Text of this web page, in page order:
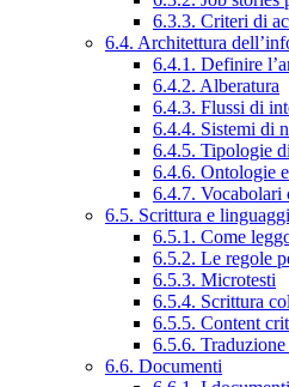
6.3.3. Criteri di
6.4. Architettura
6.4.1. Definire
6.4.2. Alberatura
6.4.3. Flussi di
6.4.4. Sistemi di
6.4.5. Tipologie
6.4.6. Ontologie
6.4.7. Vocabolari
6.5. Scrittura e
6.5.1. Come
6.5.2. Le regole
6.5.3. Microtesti
6.5.4. Scrittura
6.5.5. Content
6.5.6.
6.6. Documenti